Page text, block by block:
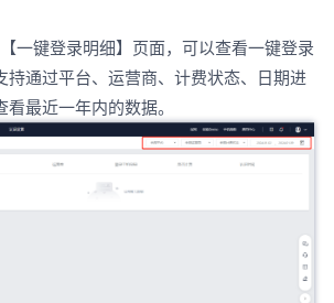
一键登录明细】页面，可以查看一键登录
持通过平台、运营商、计费状态、日期进
最近一年内的数据。